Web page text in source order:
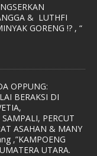
& LUTHFI
GORENG !? , “
OPPUNG:
BERAKSI DI
PERCUT
ASAHAN & MANY
,”KAMPOENG
UTARA.